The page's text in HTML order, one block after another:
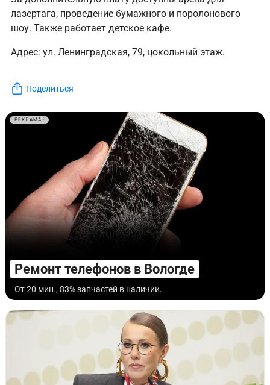
лазертага, проведение бумажного и поролонового
шоу. Также работает детское кафе.
Адрес: ул. Ленинградская, 79, цокольный этаж.
Поделиться
РЕКЛАМА
Ремонт телефонов в Вологде
От 20 мин., 83% запчастей в наличии.